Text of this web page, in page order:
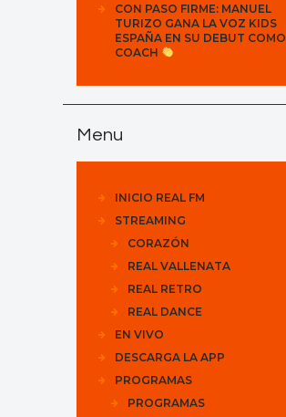
CON PASO FIRME: MANUEL
TURIZO GANA LA VOZ KIDS
ESPAÑA EN SU DEBUT COMO
COACH
Menu
INICIO REAL FM
STREAMING
CORAZÓN
REAL VALLENATA
REAL RETRO
REAL DANCE
EN VIVO
DESCARGA LA APP
PROGRAMAS
PROGRAMAS